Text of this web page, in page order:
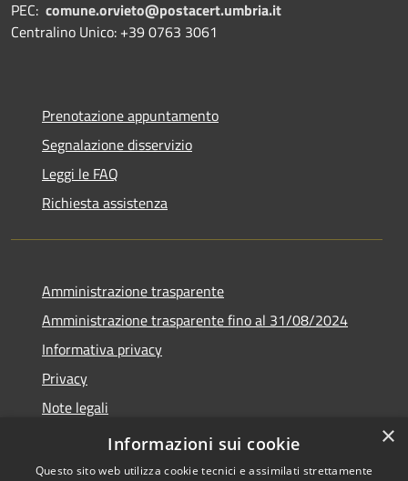
PEC: comune.orvieto@postacert.umbria.it
Centralino Unico: +39 0763 3061
Prenotazione appuntamento
Segnalazione disservizio
Leggi le FAQ
Richiesta assistenza
Amministrazione trasparente
Amministrazione trasparente fino al 31/08/2024
Informativa privacy
Privacy
Note legali
Dichiarazione di accessibilità
×
Informazioni sui cookie
Questo sito web utilizza cookie tecnici e assimilati strettamente